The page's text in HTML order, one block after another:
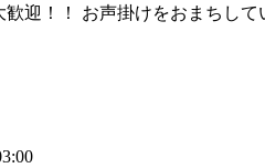
歓迎！！ お声掛けをおまちして